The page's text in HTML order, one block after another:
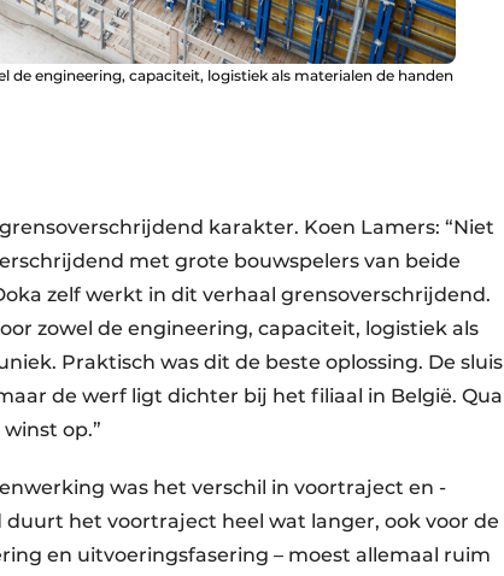
de engineering, capaciteit, logistiek als materialen de handen
karakter. Koen Lamers: “Niet
met grote bouwspelers van beide
zelf werkt in dit verhaal grensoverschrijdend.
zowel de engineering, capaciteit, logistiek als
Praktisch was dit de beste oplossing. De sluis
de werf ligt dichter bij het filiaal in België. Qua
op.”
was het verschil in voortraject en -
het voortraject heel wat langer, ook voor de
en uitvoeringsfasering – moest allemaal ruim